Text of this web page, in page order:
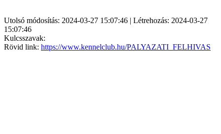
Utolsó módosítás: 2024-03-27 15:07:46 | Létrehozás: 2024-03-27
15:07:46
Kulcsszavak:
Rövid link: https://www.kennelclub.hu/PALYAZATI_FELHIVAS